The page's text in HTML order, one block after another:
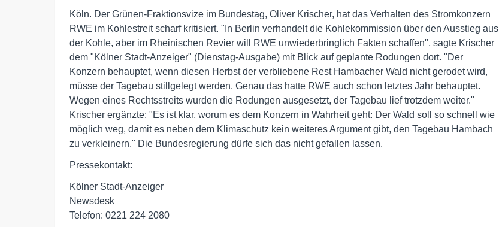
Köln. Der Grünen-Fraktionsvize im Bundestag, Oliver Krischer, hat das Verhalten des Stromkonzern
RWE im Kohlestreit scharf kritisiert. "In Berlin verhandelt die Kohlekommission über den Ausstieg aus
der Kohle, aber im Rheinischen Revier will RWE unwiederbringlich Fakten schaffen", sagte Krischer
dem "Kölner Stadt-Anzeiger" (Dienstag-Ausgabe) mit Blick auf geplante Rodungen dort. "Der
Konzern behauptet, wenn diesen Herbst der verbliebene Rest Hambacher Wald nicht gerodet wird,
müsse der Tagebau stillgelegt werden. Genau das hatte RWE auch schon letztes Jahr behauptet.
Wegen eines Rechtsstreits wurden die Rodungen ausgesetzt, der Tagebau lief trotzdem weiter."
Krischer ergänzte: "Es ist klar, worum es dem Konzern in Wahrheit geht: Der Wald soll so schnell wie
möglich weg, damit es neben dem Klimaschutz kein weiteres Argument gibt, den Tagebau Hambach
zu verkleinern." Die Bundesregierung dürfe sich das nicht gefallen lassen.
Pressekontakt:
Kölner Stadt-Anzeiger
Newsdesk
Telefon: 0221 224 2080